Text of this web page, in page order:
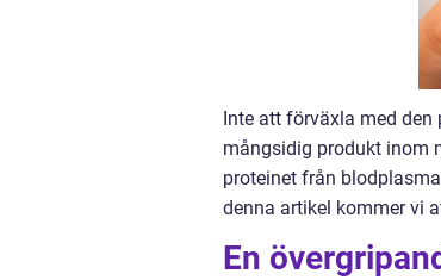
Inte att förväxla med
mångsidig produkt inom
proteinet från
denna artikel kommer vi
En